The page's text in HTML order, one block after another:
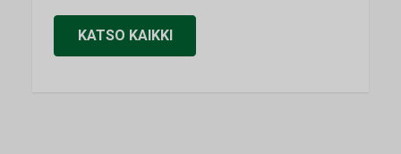
KATSO KAIKKI